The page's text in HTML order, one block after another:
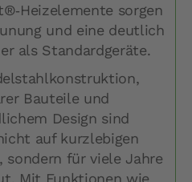
sorgen
und eine deutlich
als Standardgeräte.
Bauteile und
Design sind
auf kurzlebigen
sondern für viele Jahre
Mit Funktionen wie